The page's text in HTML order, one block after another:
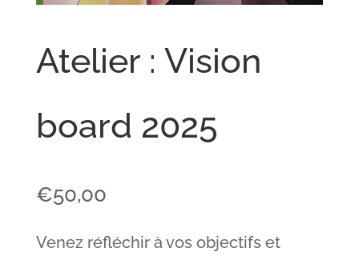
Atelier : Vision
board 2025
€50,00
Venez réfléchir à vos objectifs et